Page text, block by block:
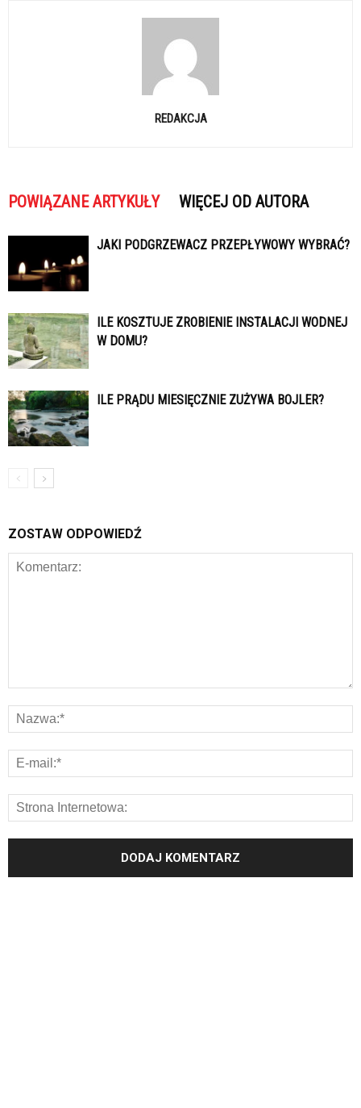
REDAKCJA
POWIĄZANE ARTYKUŁY WIĘCEJ OD AUTORA
JAKI PODGRZEWACZ PRZEPŁYWOWY WYBRAĆ?
ILE KOSZTUJE ZROBIENIE INSTALACJI WODNEJ
W DOMU?
ILE PRĄDU MIESIĘCZNIE ZUŻYWA BOJLER?
ZOSTAW ODPOWIEDŹ